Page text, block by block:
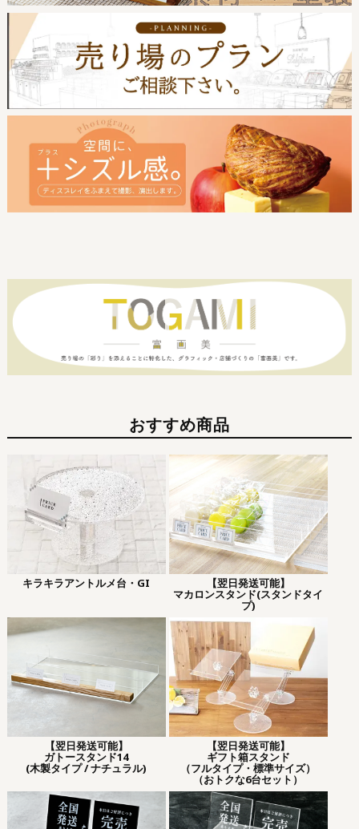
おすすめ商品
キラキラアントルメ台・GI 【翌日発送可能】
マカロンスタンド(スタンドタイ
プ)
【翌日発送可能】
ガトースタンド14
(木製タイプ / ナチュラル)
【翌日発送可能】
ギフト箱スタンド
（フルタイプ・標準サイズ）
（おトクな6台セット）